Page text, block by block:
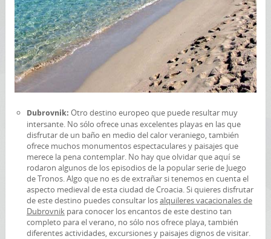
Dubrovnik: Otro destino europeo que puede resultar muy
intersante. No sólo ofrece unas excelentes playas en las que
disfrutar de un baño en medio del calor veraniego, también
ofrece muchos monumentos espectaculares y paisajes que
merece la pena contemplar. No hay que olvidar que aquí se
rodaron algunos de los episodios de la popular serie de Juego
de Tronos. Algo que no es de extrañar si tenemos en cuenta el
aspecto medieval de esta ciudad de Croacia. Si quieres disfrutar
de este destino puedes consultar losalquileres vacacionales de
Dubrovnikpara conocer los encantos de este destino tan
completo para el verano, no sólo nos ofrece playa, también
diferentes actividades, excursiones y paisajes dignos de visitar.